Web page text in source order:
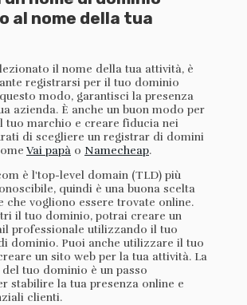
al nome della tua
il nome della tua attività, è
registrarsi per il tuo dominio
modo, garantisci la presenza
azienda. È anche un buon modo per
tuo marchio e creare fiducia nei
di scegliere un registrar di domini
Vai papà o Namecheap.
è l'top-level domain (TLD) più
quindi è una buona scelta
che vogliono essere trovate online.
il tuo dominio, potrai creare un
professionale utilizzando il tuo
dominio. Puoi anche utilizzare il tuo
un sito web per la tua attività. La
tuo dominio è un passo
stabilire la tua presenza online e
clienti.